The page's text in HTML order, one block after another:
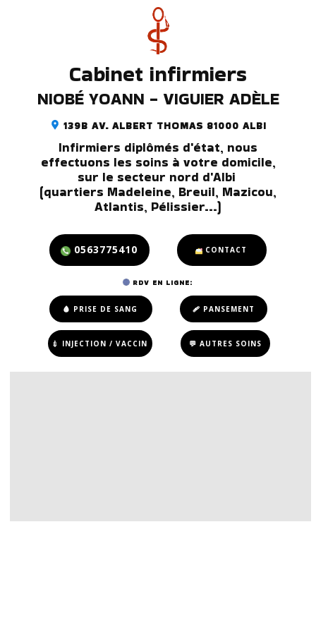
Cabinet infirmiers
NIOBÉ YOANN - VIGUIER ADÈLE
139B AV. ALBERT THOMAS 81000 ALBI
0563775410 CONTACT
RDV EN LIGNE:
🩸 PRISE DE SANG 🩹 PANSEMENT
💉 INJECTION / VACCIN 💬 AUTRES SOINS
Infirmiers diplômés d'état, nous
effectuons les soins à votre domicile,
sur le secteur nord d'Albi
(quartiers Madeleine, Breuil, Mazicou,
Atlantis, Pélissier...)